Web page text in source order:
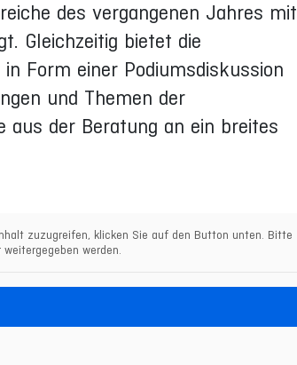
des vergangenen Jahres mit
Gleichzeitig bietet die
Form einer Podiumsdiskussion
und Themen der
der Beratung an ein breites
zuzugreifen, klicken Sie auf den Button unten. Bitte
werden.